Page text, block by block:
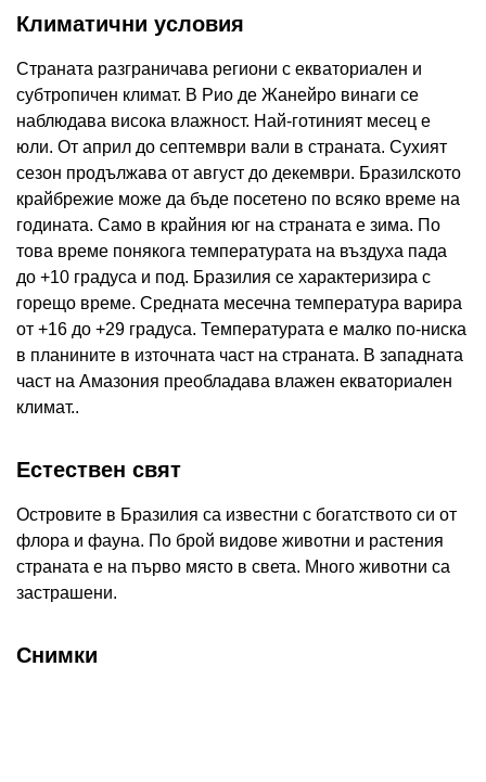
Климатични условия
Страната разграничава региони с екваториален и
субтропичен климат. В Рио де Жанейро винаги се
наблюдава висока влажност. Най-готиният месец е
юли. От април до септември вали в страната. Сухият
сезон продължава от август до декември. Бразилското
крайбрежие може да бъде посетено по всяко време на
годината. Само в крайния юг на страната е зима. По
това време понякога температурата на въздуха пада
до +10 градуса и под. Бразилия се характеризира с
горещо време. Средната месечна температура варира
от +16 до +29 градуса. Температурата е малко по-ниска
в планините в източната част на страната. В западната
част на Амазония преобладава влажен екваториален
климат..
Естествен свят
Островите в Бразилия са известни с богатството си от
флора и фауна. По брой видове животни и растения
страната е на първо място в света. Много животни са
застрашени.
Снимки